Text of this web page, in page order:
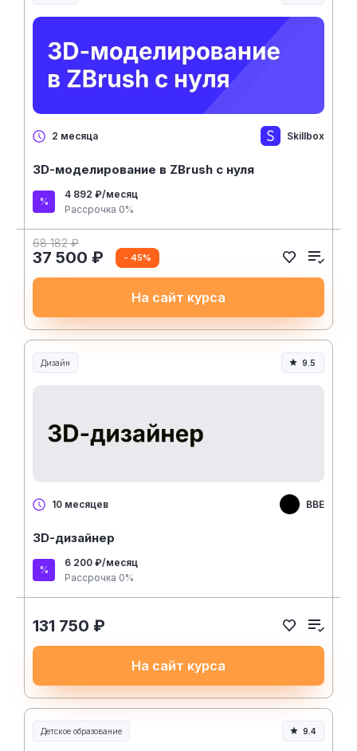
2 месяца Skillbox
3D-моделирование в ZBrush с нуля
4 892 ₽/месяц
Рассрочка 0%
68 182 ₽
37 500 ₽ - 45%
На сайт курса
Дизайн 9.5
10 месяцев BBE
3D-дизайнер
6 200 ₽/месяц
Рассрочка 0%
131 750 ₽
На сайт курса
Детское образование 9.4